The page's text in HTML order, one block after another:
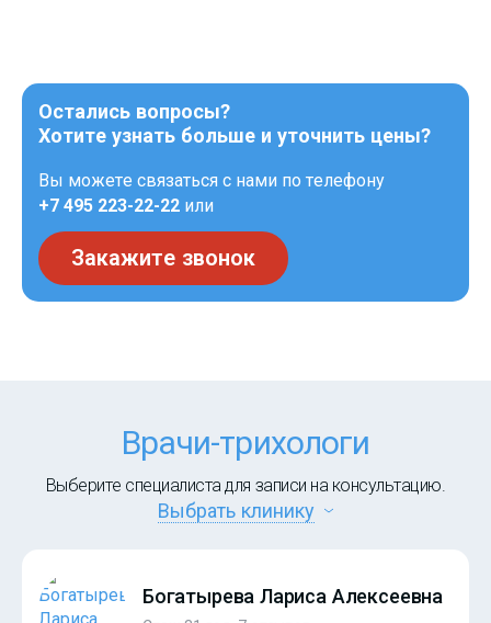
Остались вопросы?
Хотите узнать больше и уточнить цены?
Вы можете связаться с нами по телефону
+7 495 223-22-22 или
Закажите звонок
Врачи-трихологи
Выберите специалиста для записи на консультацию.
Выбрать клинику
Богатырева Лариса Алексеевна